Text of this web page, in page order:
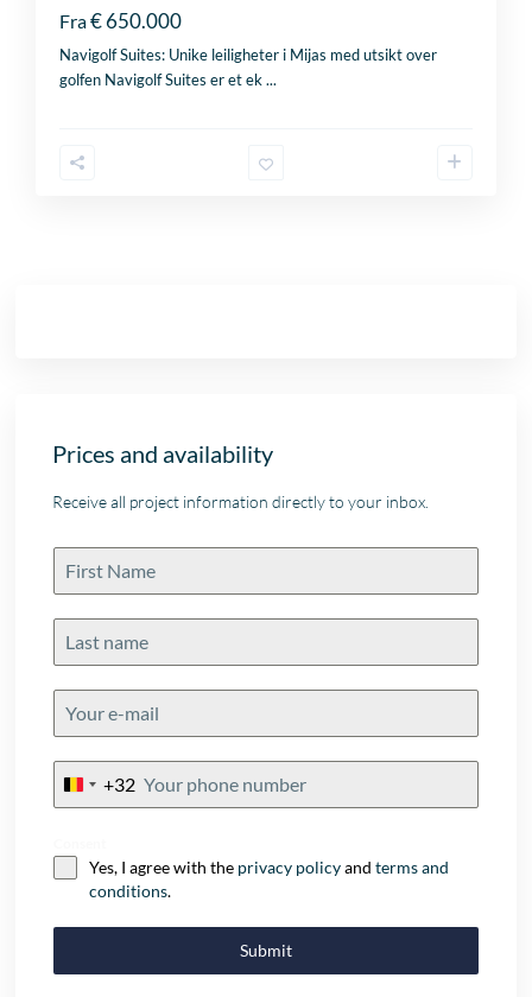
Fra€ 650.000
Navigolf Suites: Unike leiligheter i Mijas med utsikt over
golfen Navigolf Suites er et ek...
Prices and availability
Receive all project information directly to your inbox.
Belgium
+32
Yes, I agree with the privacy policyandterms and
conditions.
Submit